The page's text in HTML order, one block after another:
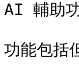
AI 輔助
功能包括